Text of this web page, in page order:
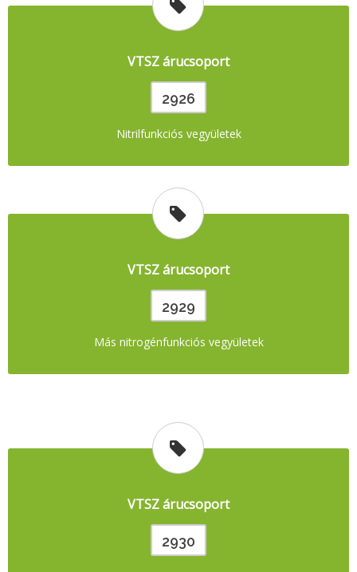
VTSZ árucsoport
2926
Nitrilfunkciós vegyületek
VTSZ árucsoport
2929
Más nitrogénfunkciós vegyületek
VTSZ árucsoport
2930